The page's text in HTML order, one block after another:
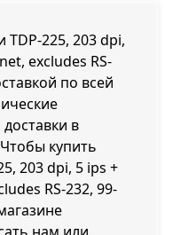
TDP-225, 203 dpi,
excludes RS-
по всей
в
купить
203 dpi, 5 ips +
RS-232, 99-